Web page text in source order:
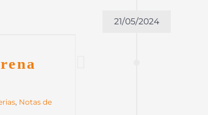
21/05/2024
, Notas de